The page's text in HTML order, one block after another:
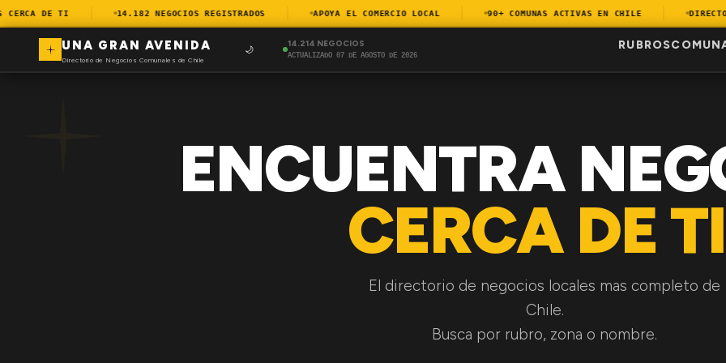
DE TI 14.182 NEGOCIOS REGISTRADOS APOYA EL COMERCIO LOCAL 90+ COMUNAS ACTIVAS EN CHILE
UNA GRAN AVENIDA
Directorio de Negocios Comunales de Chile
🌙
14.214 NEGOCIOS
ACTUALIZADO 07 DE AGOSTO DE 2026
RUBROS
ENCUENTRA
CERCA DE
El directorio de negocios locales mas completo de
Chile.
Busca por rubro, zona o nombre.